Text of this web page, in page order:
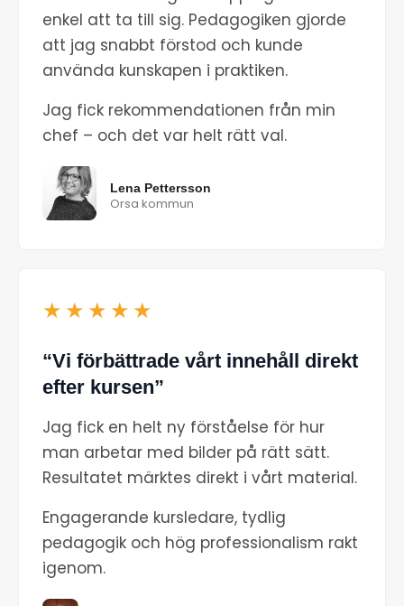
enkel att ta till sig. Pedagogiken gjorde
att jag snabbt förstod och kunde
använda kunskapen i praktiken.
Jag fick rekommendationen från min
chef – och det var helt rätt val.
Lena Pettersson
Orsa kommun
★★★★★
“Vi förbättrade vårt innehåll direkt
efter kursen”
Jag fick en helt ny förståelse för hur
man arbetar med bilder på rätt sätt.
Resultatet märktes direkt i vårt material.
Engagerande kursledare, tydlig
pedagogik och hög professionalism rakt
igenom.